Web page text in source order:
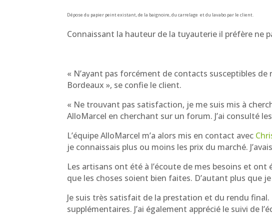
Dépose du papier peint existant, de la baignoire, du carrelage et du lavabo par le client.
Connaissant la hauteur de la tuyauterie il préfère ne
« N’ayant pas forcément de contacts susceptibles
Bordeaux », se confie le client.
« Ne trouvant pas satisfaction, je me suis mis à
AlloMarcel en cherchant sur un forum. J’ai consulté
L’équipe AlloMarcel m’a alors mis en contact avec
je connaissais plus ou moins les prix du marché.
Les artisans ont été à l’écoute de mes besoins et
que les choses soient bien faites. D’autant plus que
Je suis très satisfait de la prestation et du rendu
supplémentaires. J’ai également apprécié le suivi de